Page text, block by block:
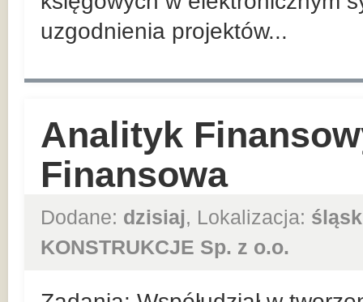
uzgodnienia projektów...
Analityk
Finansowa
Dodane: dzisiaj, Lokalizacja:
KONSTRUKCJE Sp. z o.o.